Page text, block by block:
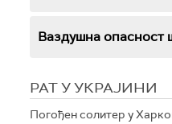
Ваздушна опасност
РАТ У УКРАЈИНИ
Погођен солитер у